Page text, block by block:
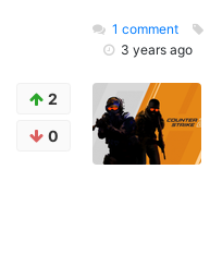
1 comment
3 years ago
2
0